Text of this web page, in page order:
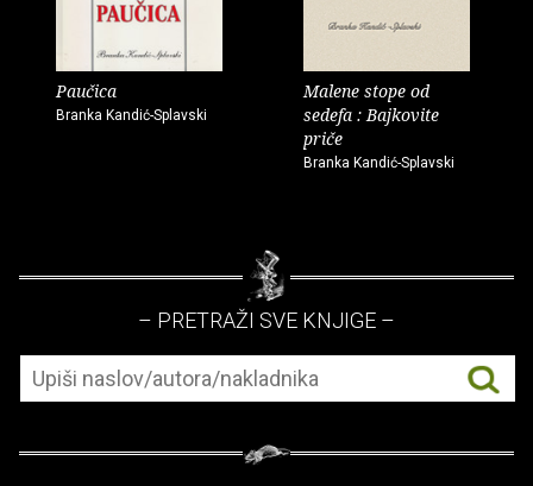
Paučica
Branka Kandić-Splavski
Malene stope od
sedefa : Bajkovite
priče
Branka Kandić-Splavski
– PRETRAŽI SVE KNJIGE –